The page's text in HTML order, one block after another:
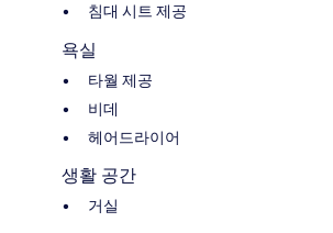
침대 시트 제공
욕실
타월 제공
비데
헤어드라이어
생활 공간
거실